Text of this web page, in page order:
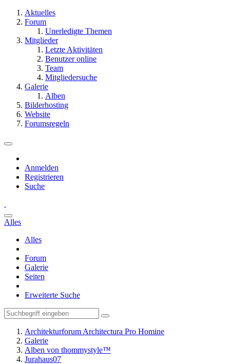
Aktuelles
Forum
Unerledigte Themen
Mitglieder
Letzte Aktivitäten
Benutzer online
Team
Mitgliedersuche
Galerie
Alben
Bilderhosting
Website
Forumsregeln
Anmelden
Registrieren
Suche
Alles
Alles
Forum
Galerie
Seiten
Erweiterte Suche
Architekturforum Architectura Pro Homine
Galerie
Alben von thommystyle™
Jurahaus07